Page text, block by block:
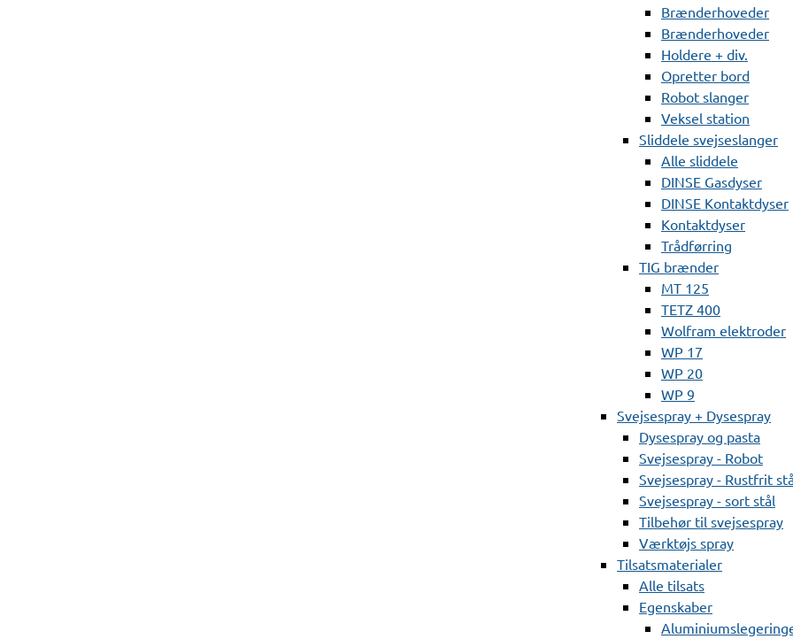
Brænderhoveder
Brænderhoveder
Holdere + div.
Opretter bord
Robot slanger
Veksel station
Sliddele svejseslanger
Alle sliddele
DINSE Gasdyser
DINSE Kontaktdyser
Kontaktdyser
Trådførring
TIG brænder
MT 125
TETZ 400
Wolfram elektroder
WP 17
WP 20
WP 9
Svejsespray + Dysespray
Dysespray og pasta
Svejsespray - Robot
Svejsespray - Rustfrit
Svejsespray - sort stål
Tilbehør til svejsespray
Værktøjs spray
Tilsatsmaterialer
Alle tilsats
Egenskaber